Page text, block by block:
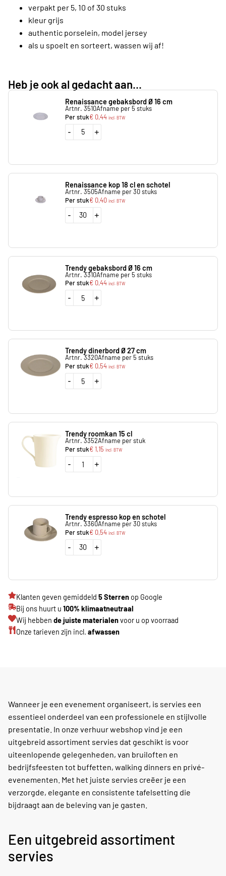
verpakt per 5, 10 of 30 stuks
kleur grijs
authentic porselein, model jersey
als u spoelt en sorteert, wassen wij af!
Heb je ook al gedacht aan...
Renaissance gebaksbord Ø 16 cm
Artnr. 3510Afname per 5 stuks
Per stuk€ 0,44 incl. BTW
- +
Renaissance kop 18 cl en schotel
Artnr. 3505Afname per 30 stuks
Per stuk€ 0,40 incl. BTW
- +
Trendy gebaksbord Ø 16 cm
Artnr. 3310Afname per 5 stuks
Per stuk€ 0,44 incl. BTW
- +
Trendy dinerbord Ø 27 cm
Artnr. 3320Afname per 5 stuks
Per stuk€ 0,54 incl. BTW
- +
Trendy roomkan 15 cl
Artnr. 3352Afname per stuk
Per stuk€1,15 incl. BTW
- +
Trendy espresso kop en schotel
Artnr. 3360Afname per 30 stuks
Per stuk€ 0,54 incl. BTW
- +
Klanten geven gemiddeld 5 Sterren op Google
Bij ons huurt u 100% klimaatneutraal
Wij hebben de juiste materialenvoor u op voorraad
Onze tarieven zijn incl. afwassen
Wanneer je een evenement organiseert, is servies een
essentieel onderdeel van een professionele en stijlvolle
presentatie. In onze verhuur webshop vind je een
uitgebreid assortiment servies dat geschikt is voor
uiteenlopende gelegenheden, van bruiloften en
bedrijfsfeesten tot buffetten, walking dinners en privé-
evenementen. Met het juiste servies creëer je een
verzorgde, elegante en consistente tafelsetting die
bijdraagt aan de beleving van je gasten.
Een uitgebreid assortiment
servies